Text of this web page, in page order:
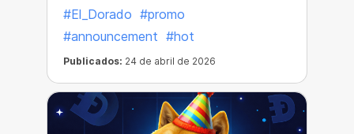
tesouro repletos de riquezas incríveis!
#El_Dorado #promo
#announcement #hot
Publicados: 24 de abril de 2026